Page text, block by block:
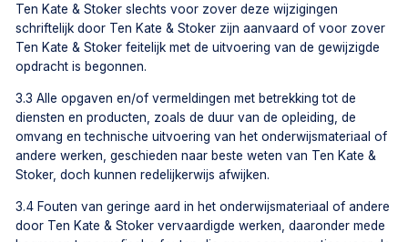
Ten Kate & Stoker slechts voor zover deze wijzigingen
schriftelijk door Ten Kate & Stoker zijn aanvaard of voor zover
Ten Kate & Stoker feitelijk met de uitvoering van de gewijzigde
opdracht is begonnen.
3.3 Alle opgaven en/of vermeldingen met betrekking tot de
diensten en producten, zoals de duur van de opleiding, de
omvang en technische uitvoering van het onderwijsmateriaal of
andere werken, geschieden naar beste weten van Ten Kate &
Stoker, doch kunnen redelijkerwijs afwijken.
3.4 Fouten van geringe aard in het onderwijsmateriaal of andere
door Ten Kate & Stoker vervaardigde werken, daaronder mede